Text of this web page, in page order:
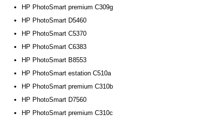
HP PhotoSmart premium C309g
HP PhotoSmart D5460
HP PhotoSmart C5370
HP PhotoSmart C6383
HP PhotoSmart B8553
HP PhotoSmart estation C510a
HP PhotoSmart premium C310b
HP PhotoSmart D7560
HP PhotoSmart premium C310c